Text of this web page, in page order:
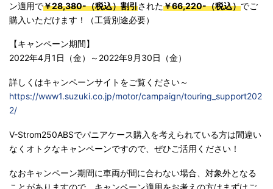
ン適用で￥28,380-（税込）割引された￥66,220-（税込）でご
購入いただけます！（工賃別途必要）
【キャンペーン期間】
2022年4月1日（金）～2022年9月30日（金）
詳しくはキャンペーンサイトをご覧ください～
https://www1.suzuki.co.jp/motor/campaign/touring_support202
2/
V-Strom250ABSでパニアケース購入を考えられている方は間違い
なくオトクなキャンペーンですので、ぜひご活用ください！
なおキャンペーン期間に車両が間に合わない場合、対象外となる
ことがありますので、キャンペーン適用をお考えの方はまずはご